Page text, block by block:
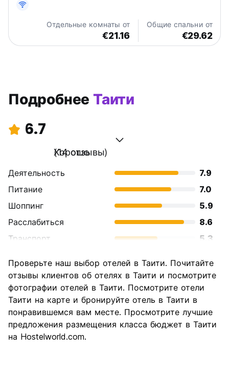
Отдельные комнаты от
€21.16
Общие спальни от
€29.62
ПодробнееТаити
6.7
Хорошо
(14 отзывы)
Деятельность
7.9
Питание
7.0
Шоппинг
5.9
Расслабиться
8.6
Транспорт
5.3
достопримечательностей
7.1
Культура
7.7
Ночная жизнь
Соотношение цены и
качества
5.7
Проверьте наш выбор отелей в Таити. Почитайте
отзывы клиентов об отелях в Таити и посмотрите
фотографии отелей в Таити. Посмотрите отели
Таити на карте и бронируйте отель в Таити в
понравившемся вам месте. Просмотрите лучшие
предложения размещения класса бюджет в Таити
на Hostelworld.com.